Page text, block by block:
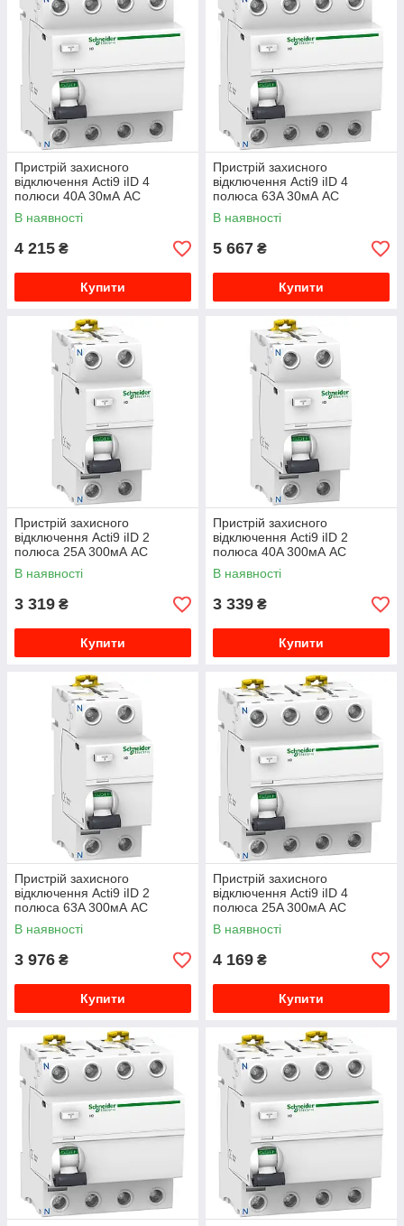
Пристрій захисного
відключення Acti9 iID 4
полюси 40A 30мА AC
A9R41440
В наявності
4 215 ₴
Купити
Пристрій захисного
відключення Acti9 iID 4
полюса 63A 30мА AC
A9R41463
В наявності
5 667 ₴
Купити
Пристрій захисного
відключення Acti9 iID 2
полюса 25A 300мА AC
A9R44225
В наявності
3 319 ₴
Купити
Пристрій захисного
відключення Acti9 iID 2
полюса 40A 300мА AC
A9R44240
В наявності
3 339 ₴
Купити
Пристрій захисного
відключення Acti9 iID 2
полюса 63A 300мА AC
A9R44263
В наявності
3 976 ₴
Купити
Пристрій захисного
відключення Acti9 iID 4
полюса 25A 300мА AC
A9R44425
В наявності
4 169 ₴
Купити